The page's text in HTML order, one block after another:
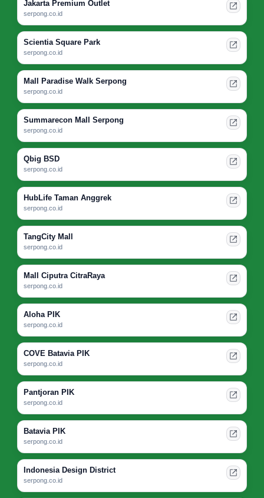
Jakarta Premium Outlet
serpong.co.id
Scientia Square Park
serpong.co.id
Mall Paradise Walk Serpong
serpong.co.id
Summarecon Mall Serpong
serpong.co.id
Qbig BSD
serpong.co.id
HubLife Taman Anggrek
serpong.co.id
TangCity Mall
serpong.co.id
Mall Ciputra CitraRaya
serpong.co.id
Aloha PIK
serpong.co.id
COVE Batavia PIK
serpong.co.id
Pantjoran PIK
serpong.co.id
Batavia PIK
serpong.co.id
Indonesia Design District
serpong.co.id